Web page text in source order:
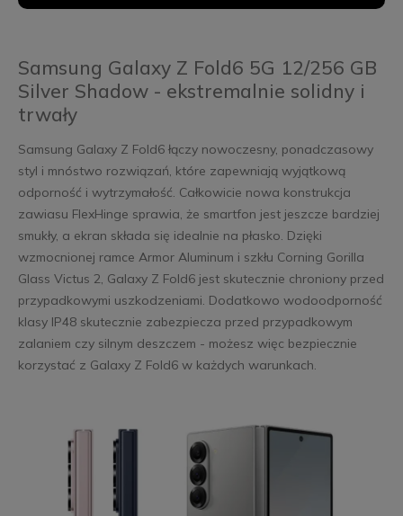
Samsung Galaxy Z Fold6 5G 12/256 GB
Silver Shadow - ekstremalnie solidny i
trwały
Samsung Galaxy Z Fold6 łączy nowoczesny, ponadczasowy
styl i mnóstwo rozwiązań, które zapewniają wyjątkową
odporność i wytrzymałość. Całkowicie nowa konstrukcja
zawiasu FlexHinge sprawia, że smartfon jest jeszcze bardziej
smukły, a ekran składa się idealnie na płasko. Dzięki
wzmocnionej ramce Armor Aluminum i szkłu Corning Gorilla
Glass Victus 2, Galaxy Z Fold6 jest skutecznie chroniony przed
przypadkowymi uszkodzeniami. Dodatkowo wodoodporność
klasy IP48 skutecznie zabezpiecza przed przypadkowym
zalaniem czy silnym deszczem - możesz więc bezpiecznie
korzystać z Galaxy Z Fold6 w każdych warunkach.